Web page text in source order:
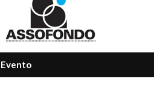
Evento